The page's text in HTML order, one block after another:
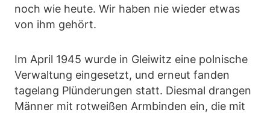
noch wie heute. Wir haben nie wieder etwas
von ihm gehört.
Im April 1945 wurde in Gleiwitz eine polnische
Verwaltung eingesetzt, und erneut fanden
tagelang Plünderungen statt. Diesmal drangen
Männer mit rotweißen Armbinden ein, die mit